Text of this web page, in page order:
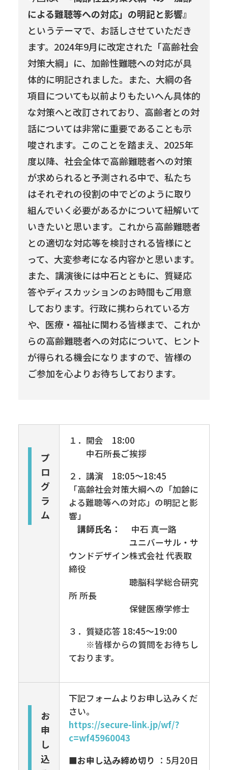
による難聴等への対応」の明記と影響』
というテーマで、お話しさせていただき
ます。2024年9月に改定された「高齢社会
対策大綱」に、加齢性難聴への対応が具
体的に明記されました。また、大綱の各
項目についても以前よりもたいへん具体的
な対策へと改訂されており、高齢者との対
話については非常に重要であることも示
唆されます。このことを踏まえ、2025年
度以降、社会全体で高齢難聴者への対策
が求められると予測される中で、私たち
はそれぞれの役割の中でどのように取り
組んでいく必要があるかについて紐解いて
いきたいと思います。これから高齢難聴者
との適切な対応等を検討される皆様にと
って、大変参考になる内容かと思います。
また、講演後には中石とともに、質疑応
答やディスカッションのお時間もご用意
しております。行政に携わられている方
や、医療・福祉に関わる皆様まで、これか
らの高齢難聴者への対応について、ヒント
が得られる機会になりますので、皆様の
ご参加を心よりお待ちしております。
プ
ロ
グ
ラ
ム
１．開会 18:00
中石所長ご挨拶
２．講演 18:05～18:45
「高齢社会対策大綱への「加齢に
よる難聴等への対応」の明記と影
響」
講師氏名：
中石 真一路
ユニバーサル・サ
ウンドデザイン株式会社 代表取
締役
聴脳科学総合研究
所 所長
保健医療学修士
３．質疑応答 18:45～19:00
※皆様からの質問をお待ちし
ております。
お
申
し
込
下記フォームよりお申し込みくだ
さい。
https://secure-link.jp/wf/?
c=wf45960043
■お申し込み締め切り ：5月20日